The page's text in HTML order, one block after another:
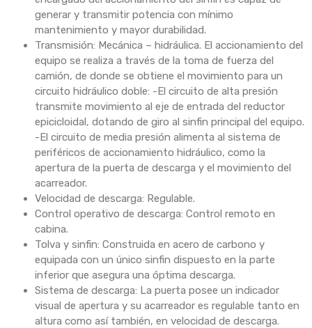
generar y transmitir potencia con mínimo
mantenimiento y mayor durabilidad.
Transmisión: Mecánica – hidráulica. El accionamiento del
equipo se realiza a través de la toma de fuerza del
camión, de donde se obtiene el movimiento para un
circuito hidráulico doble: -El circuito de alta presión
transmite movimiento al eje de entrada del reductor
epicicloidal, dotando de giro al sinfin principal del equipo.
-El circuito de media presión alimenta al sistema de
periféricos de accionamiento hidráulico, como la
apertura de la puerta de descarga y el movimiento del
acarreador.
Velocidad de descarga: Regulable.
Control operativo de descarga: Control remoto en
cabina.
Tolva y sinfin: Construida en acero de carbono y
equipada con un único sinfin dispuesto en la parte
inferior que asegura una óptima descarga.
Sistema de descarga: La puerta posee un indicador
visual de apertura y su acarreador es regulable tanto en
altura como así también, en velocidad de descarga.